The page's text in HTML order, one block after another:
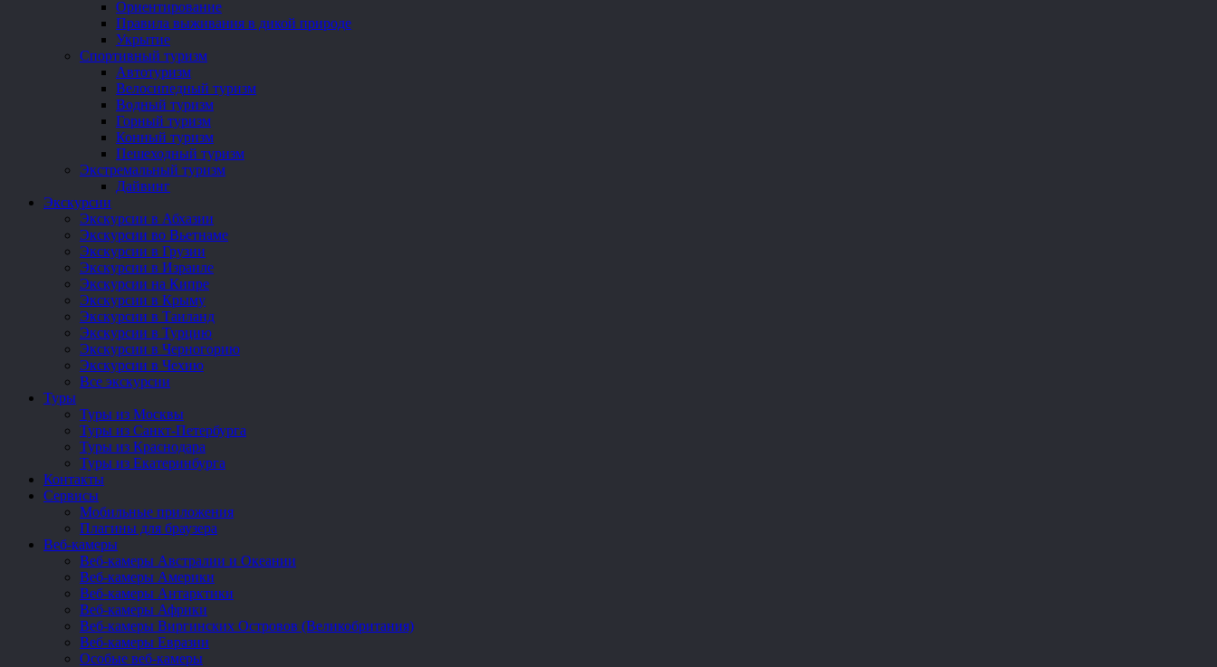
Ориентирование
Правила выживания в дикой природе
Укрытие
Спортивный туризм
Автотуризм
Велосипедный туризм
Водный туризм
Горный туризм
Конный туризм
Пешеходный туризм
Экстремальный туризм
Дайвинг
Экскурсии
Экскурсии в Абхазии
Экскурсии во Вьетнаме
Экскурсии в Грузии
Экскурсии в Израиле
Экскурсии на Кипре
Экскурсии в Крыму
Экскурсии в Таиланд
Экскурсии в Турцию
Экскурсии в Черногорию
Экскурсии в Чехию
Все экскурсии
Туры
Туры из Москвы
Туры из Санкт-Петербурга
Туры из Краснодара
Туры из Екатеринбурга
Контакты
Сервисы
Мобильные приложения
Плагины для браузера
Веб-камеры
Веб-камеры Австралии и Океании
Веб-камеры Америки
Веб-камеры Антарктики
Веб-камеры Африки
Веб-камеры Виргинских Островов (Великобритания)
Веб-камеры Евразии
Особые веб-камеры